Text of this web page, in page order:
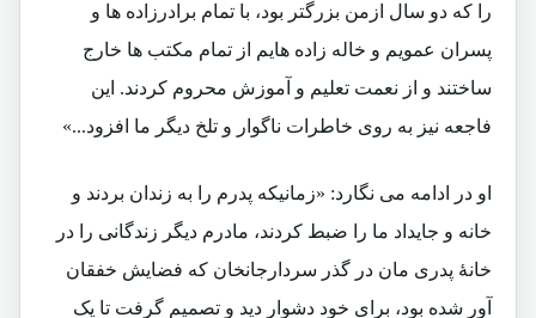
را که دو سال ازمن بزرگتر بود، با تمام برادرزاده ها و
پسران عمویم و خاله زاده هایم از تمام مکتب ها خارج
ساختند و از نعمت تعلیم و آموزش محروم کردند. این
فاجعه نیز به روی خاطرات ناگوار و تلخ دیگر ما افزود...»
او در ادامه می نگارد: «زمانیکه پدرم را به زندان بردند و
خانه و جایداد ما را ضبط کردند، مادرم دیگر زندگانی را در
خانۀ پدری مان در گذر سردارجانخان که فضایش خفقان
آور شده بود، برای خود دشوار دید و تصمیم گرفت تا یک